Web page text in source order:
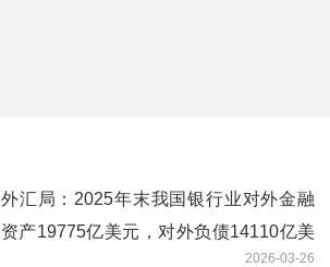
外汇局：2025年末我国银行业对外金融
资产19775亿美元，对外负债14110亿美
2026-03-26